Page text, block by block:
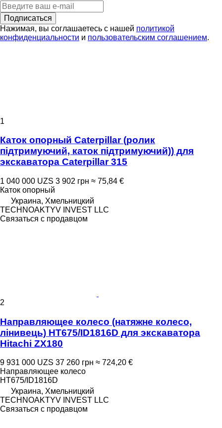
Подписаться
Нажимая, вы соглашаетесь с нашей политикой
конфиденциальности и пользовательским соглашением.
1
Каток опорный Caterpillar (ролик
підтримуючий, каток підтримуючий)) для
экскаватора Caterpillar 315
1 040 000 UZS 3 902 грн ≈ 75,84 €
Каток опорный
Украина, Хмельницкий
TECHNOAKTYV INVEST LLC
Связаться с продавцом
2
Направляющее колесо (натяжне колесо,
лінивець) HT675/ID1816D для экскаватора
Hitachi ZX180
9 931 000 UZS 37 260 грн ≈ 724,20 €
Направляющее колесо
HT675/ID1816D
Украина, Хмельницкий
TECHNOAKTYV INVEST LLC
Связаться с продавцом